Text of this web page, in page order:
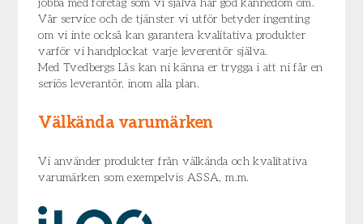
jobba med företag som vi själva har god kännedom om.
Vår service och de tjänster vi utför betyder ingenting
om vi inte också kan garantera kvalitativa produkter
varför vi handplockat varje leverentör själva.
Med Tvedbergs Lås kan ni känna er trygga i att ni får en
seriös leverantör, inom alla plan.
Välkända varumärken
Vi använder produkter från välkända och kvalitativa
varumärken som exempelvis ASSA, m.m.